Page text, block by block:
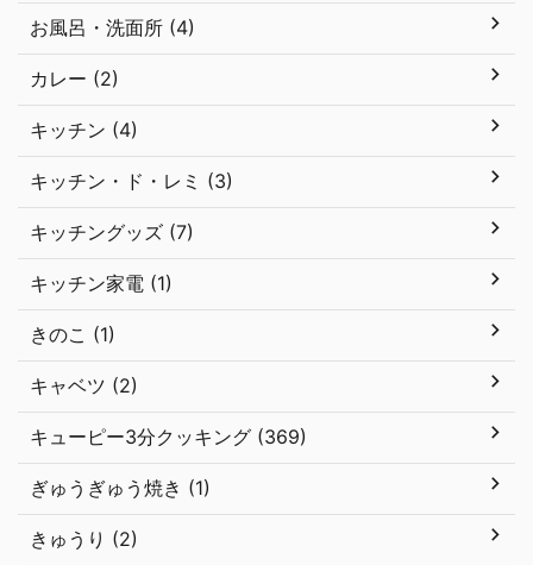
お風呂・洗面所 (4)
カレー (2)
キッチン (4)
キッチン・ド・レミ (3)
キッチングッズ (7)
キッチン家電 (1)
きのこ (1)
キャベツ (2)
キューピー3分クッキング (369)
ぎゅうぎゅう焼き (1)
きゅうり (2)